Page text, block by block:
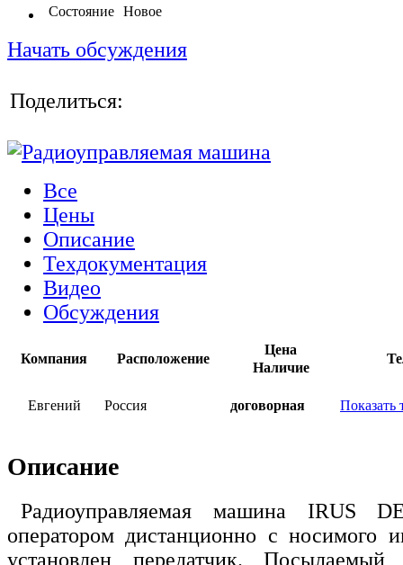
Состояние Новое
Начать обсуждения
Поделиться:
Все
Цены
Описание
Техдокументация
Видео
Обсуждения
Компания Расположение
Цена
Наличие
Евгений Россия договорная Показать
Описание
Радиоуправляемая машина IRUS
оператором дистанционно с носимого
установлен передатчик. Посылаемый